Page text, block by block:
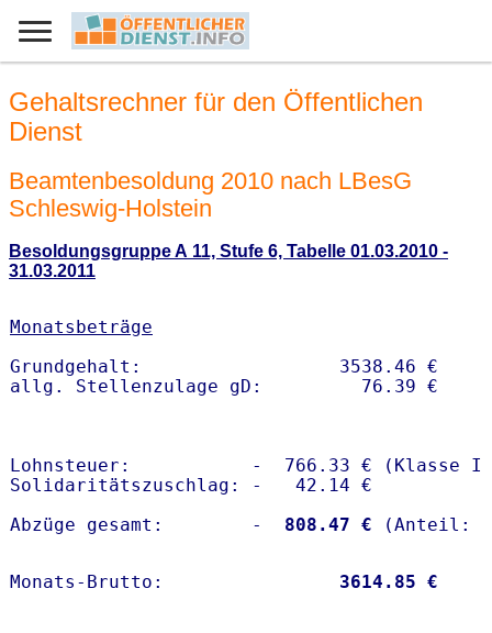
Gehaltsrechner für den Öffentlichen
Dienst
Beamtenbesoldung 2010 nach LBesG
Schleswig-Holstein
Besoldungsgruppe A 11, Stufe 6, Tabelle 01.03.2010 -
31.03.2011
Monatsbeträge
Grundgehalt:                  3538.46 €
Lohnsteuer:           -  766.33 € (Klasse I)
Solidaritätszuschlag: -   42.14 €
Abzüge gesamt:        -
  808.47 €
Monats-Brutto: 3614.85 €